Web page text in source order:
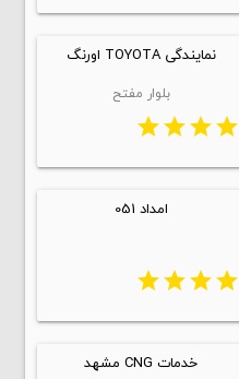
نمایندگی TOYOTA اورنگ
بلوار مفتح
star
star
star
star
امداد 051
star
star
star
star
خدمات CNG مشهد